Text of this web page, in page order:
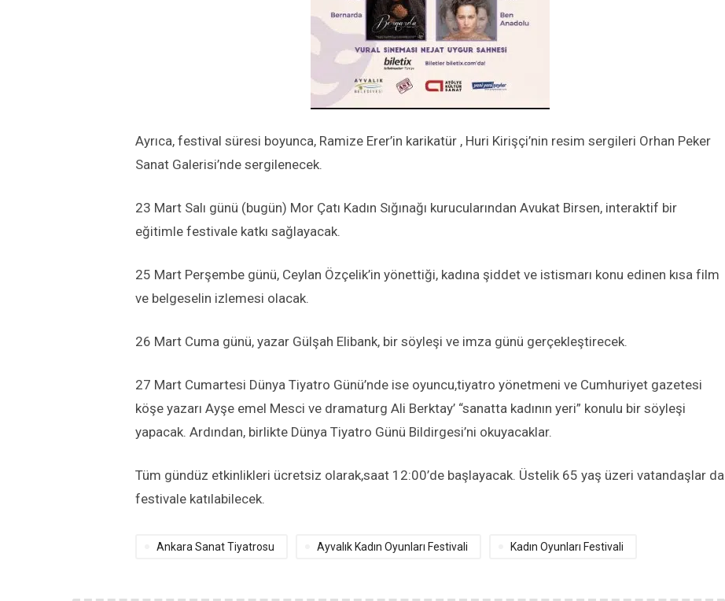
Ayrıca, festival süresi boyunca, Ramize Erer’in karikatür , Huri Kirişçi’nin resim sergileri Orhan Peker
Sanat Galerisi’nde sergilenecek.
23 Mart Salı günü (bugün) Mor Çatı Kadın Sığınağı kurucularından Avukat Birsen, interaktif bir
eğitimle festivale katkı sağlayacak.
25 Mart Perşembe günü, Ceylan Özçelik’in yönettiği, kadına şiddet ve istismarı konu edinen kısa film
ve belgeselin izlemesi olacak.
26 Mart Cuma günü, yazar Gülşah Elibank, bir söyleşi ve imza günü gerçekleştirecek.
27 Mart Cumartesi Dünya Tiyatro Günü’nde ise oyuncu,tiyatro yönetmeni ve Cumhuriyet gazetesi
köşe yazarı Ayşe emel Mesci ve dramaturg Ali Berktay’ “sanatta kadının yeri” konulu bir söyleşi
yapacak. Ardından, birlikte Dünya Tiyatro Günü Bildirgesi’ni okuyacaklar.
Tüm gündüz etkinlikleri ücretsiz olarak,saat 12:00’de başlayacak. Üstelik 65 yaş üzeri vatandaşlar da
festivale katılabilecek.
Ankara Sanat Tiyatrosu Ayvalık Kadın Oyunları Festivali Kadın Oyunları Festivali